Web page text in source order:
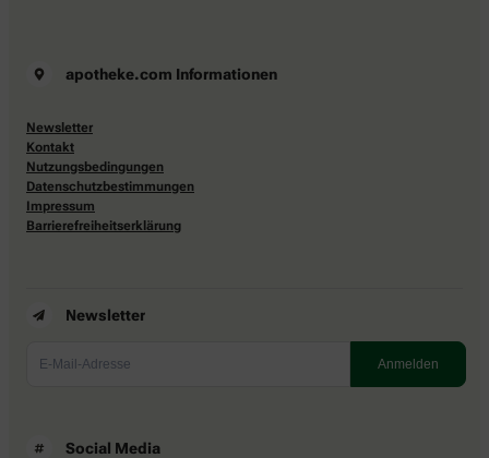
apotheke.com Informationen
Newsletter
Kontakt
Nutzungsbedingungen
Datenschutzbestimmungen
Impressum
Barrierefreiheitserklärung
Newsletter
Social Media